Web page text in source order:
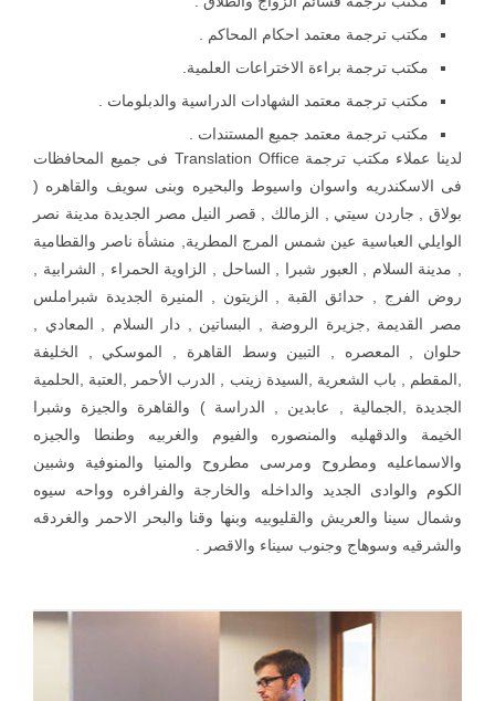
مكتب ترجمة معتمد احكام المحاكم .
مكتب ترجمة براءة الاختراعات العلمية.
مكتب ترجمة معتمد الشهادات الدراسية والدبلومات .
مكتب ترجمة معتمد جميع المستندات .
لدينا عملاء مكتب ترجمة Translation Office فى جميع المحافظات
فى الاسكندريه واسوان واسيوط والبحيره وبنى سويف والقاهره (
بولاق , جاردن سيتي , الزمالك , قصر النيل مصر الجديدة مدينة نصر
الوايلي العباسية عين شمس المرج المطرية, منشأة ناصر والقطامية
, مدينة السلام , العبور شبرا , الساحل , الزاوية الحمراء , الشرابية ,
روض الفرج , حدائق القبة , الزيتون , المنيرة الجديدة شبراملس
مصر القديمة ,جزيرة الروضة , البساتين , دار السلام , المعادي ,
حلوان , المعصره , التبين وسط القاهرة , الموسكي , الخليفة
,المقطم , باب الشعرية ,السيدة زينب , الدرب الأحمر ,العتبة ,الحلمية
الجديدة ,الجمالية , عابدين , الدراسة ) والقاهرة والجيزة وشبرا
الخيمة والدقهليه والمنصوره والفيوم والغربيه وطنطا والجيزه
والاسماعليه ومطروح ومرسى مطروح والمنيا والمنوفية وشبين
الكوم والوادى الجديد والداخله والخارجة والفرافره وواحه سيوه
وشمال سينا والعريش والقليوبيه وبنها وقنا والبحر الاحمر والغردقه
والشرقيه وسوهاج وجنوب سيناء والاقصر .